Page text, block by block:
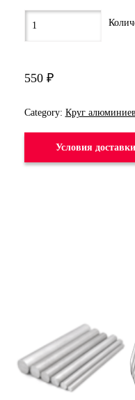
550 ₽
Category: Круг
Условия доставки